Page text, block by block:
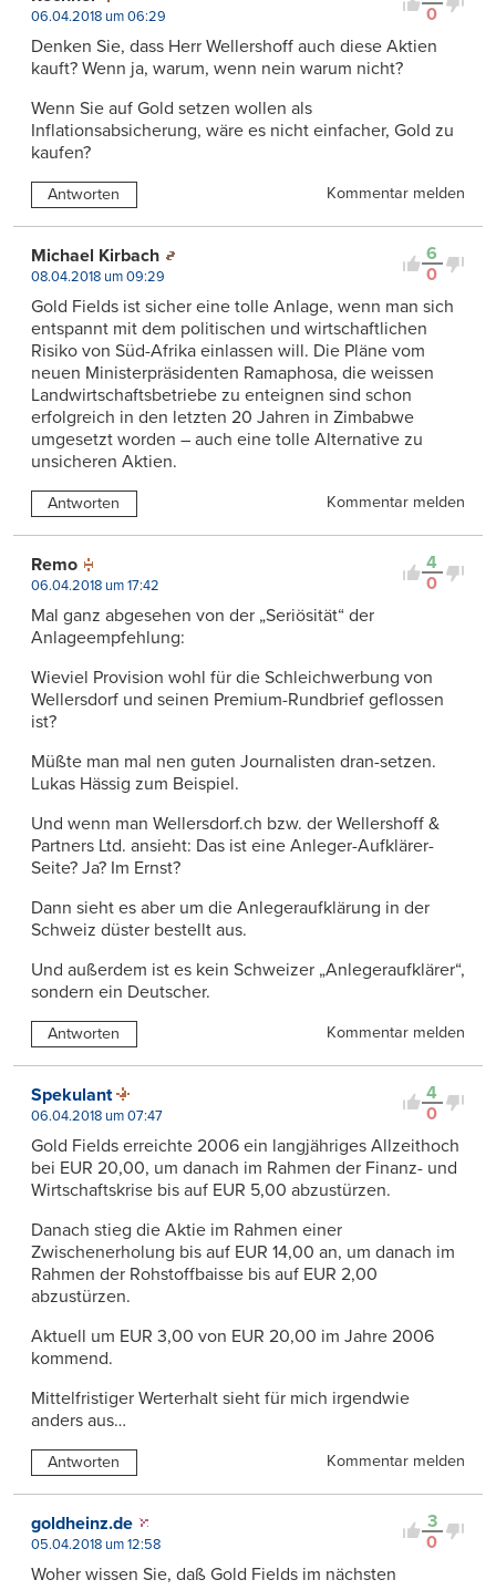
0
06.04.2018 um 06:29
Denken Sie, dass Herr Wellershoff auch diese Aktien
kauft? Wenn ja, warum, wenn nein warum nicht?
Wenn Sie auf Gold setzen wollen als
Inflationsabsicherung, wäre es nicht einfacher, Gold zu
kaufen?
Antworten Kommentar melden
6
0
Michael Kirbach
08.04.2018 um 09:29
Gold Fields ist sicher eine tolle Anlage, wenn man sich
entspannt mit dem politischen und wirtschaftlichen
Risiko von Süd-Afrika einlassen will. Die Pläne vom
neuen Ministerpräsidenten Ramaphosa, die weissen
Landwirtschaftsbetriebe zu enteignen sind schon
erfolgreich in den letzten 20 Jahren in Zimbabwe
umgesetzt worden – auch eine tolle Alternative zu
unsicheren Aktien.
Antworten Kommentar melden
4
0
Remo
06.04.2018 um 17:42
Mal ganz abgesehen von der „Seriösität“ der
Anlageempfehlung:
Wieviel Provision wohl für die Schleichwerbung von
Wellersdorf und seinen Premium-Rundbrief geflossen
ist?
Müßte man mal nen guten Journalisten dran-setzen.
Lukas Hässig zum Beispiel.
Und wenn man Wellersdorf.ch bzw. der Wellershoff &
Partners Ltd. ansieht: Das ist eine Anleger-Aufklärer-
Seite? Ja? Im Ernst?
Dann sieht es aber um die Anlegeraufklärung in der
Schweiz düster bestellt aus.
Und außerdem ist es kein Schweizer „Anlegeraufklärer“,
sondern ein Deutscher.
Antworten Kommentar melden
4
0
Spekulant
06.04.2018 um 07:47
Gold Fields erreichte 2006 ein langjähriges Allzeithoch
bei EUR 20,00, um danach im Rahmen der Finanz- und
Wirtschaftskrise bis auf EUR 5,00 abzustürzen.
Danach stieg die Aktie im Rahmen einer
Zwischenerholung bis auf EUR 14,00 an, um danach im
Rahmen der Rohstoffbaisse bis auf EUR 2,00
abzustürzen.
Aktuell um EUR 3,00 von EUR 20,00 im Jahre 2006
kommend.
Mittelfristiger Werterhalt sieht für mich irgendwie
anders aus…
Antworten Kommentar melden
3
0
goldheinz.de
05.04.2018 um 12:58
Woher wissen Sie, daß Gold Fields im nächsten